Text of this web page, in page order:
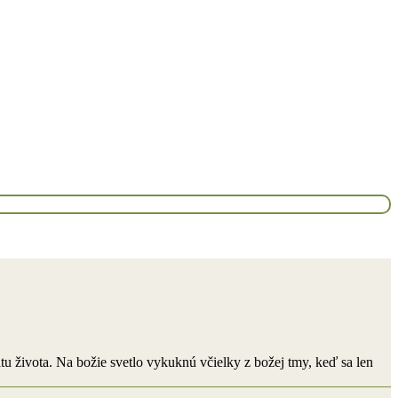
života. Na božie svetlo vykuknú včielky z božej tmy, keď sa len